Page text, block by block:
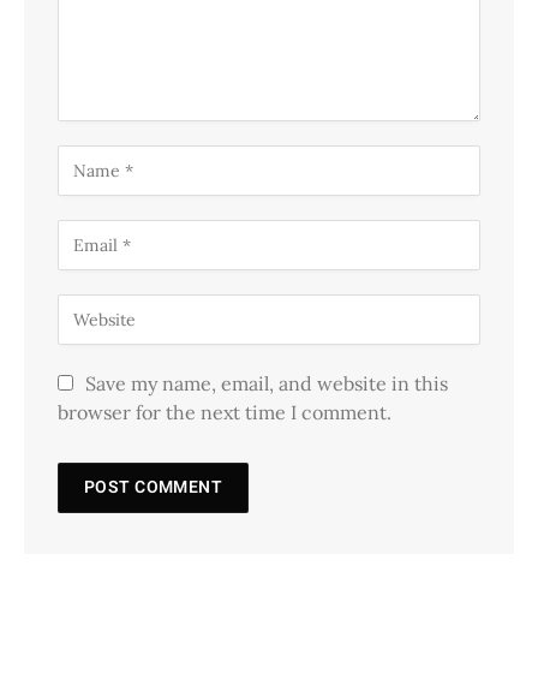
Save my name, email, and website in this
browser for the next time I comment.